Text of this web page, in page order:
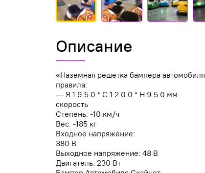
Описание
«Наземная решетка бампера автомобиля
правила:
— Я 1 9 5 0 * С 1 2 0 0 * H 9 5 0 мм
скорость
Степень: -10 км/ч
Вес: -185 кг
Входное напряжение:
380 В
Выходное напряжение: 48 В
Двигатель: 230 Вт